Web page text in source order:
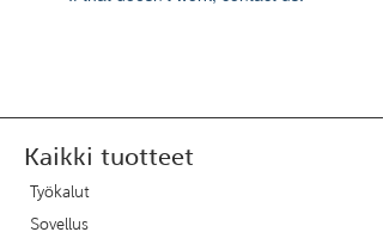
Kaikki tuotteet
Työkalut
Sovellus